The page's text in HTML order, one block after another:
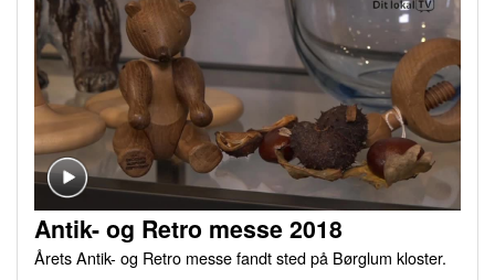
Antik- og Retro messe 2018
Årets Antik- og Retro messe fandt sted på Børglum kloster.